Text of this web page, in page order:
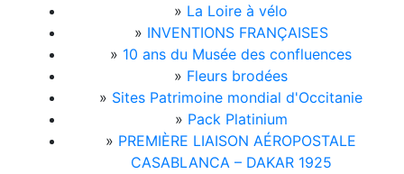
» La Loire à vélo
» INVENTIONS FRANÇAISES
» 10 ans du Musée des confluences
» Fleurs brodées
» Sites Patrimoine mondial d'Occitanie
» Pack Platinium
» PREMIÈRE LIAISON AÉROPOSTALE
CASABLANCA – DAKAR 1925